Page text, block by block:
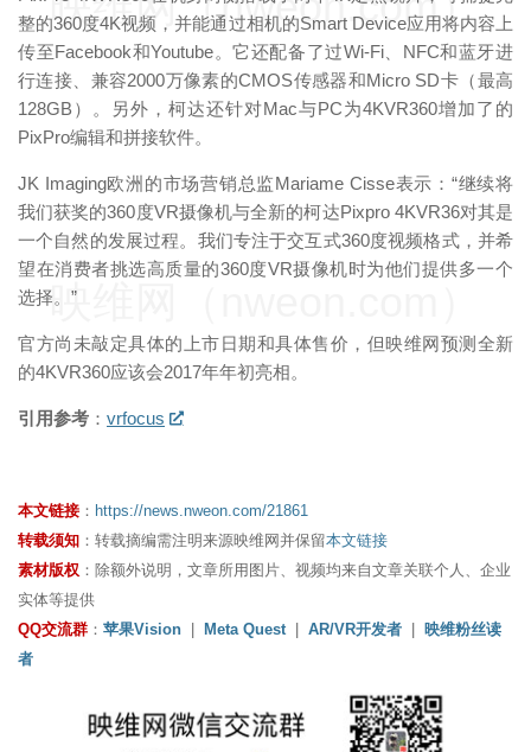
整的360度4K视频，并能通过相机的Smart Device应用将内容上
传至Facebook和Youtube。它还配备了过Wi-Fi、NFC和蓝牙进
行连接、兼容2000万像素的CMOS传感器和Micro SD卡（最高
128GB）。另外，柯达还针对Mac与PC为4KVR360增加了的
PixPro编辑和拼接软件。
JK Imaging欧洲的市场营销总监Mariame Cisse表示：“继续将
我们获奖的360度VR摄像机与全新的柯达Pixpro 4KVR36对其是
一个自然的发展过程。我们专注于交互式360度视频格式，并希
望在消费者挑选高质量的360度VR摄像机时为他们提供多一个
选择。”
官方尚未敲定具体的上市日期和具体售价，但映维网预测全新
的4KVR360应该会2017年年初亮相。
引用参考 ： vrfocus
映维网（nweon.com）
本文链接 ： https://news.nweon.com/21861
转载须知 ：转载摘编需注明来源映维网并保留本文链接
素材版权 ：除额外说明，文章所用图片、视频均来自文章关联个人、企业
实体等提供
QQ交流群 ： 苹果Vision Meta Quest AR/VR开发者
映维粉丝读
者